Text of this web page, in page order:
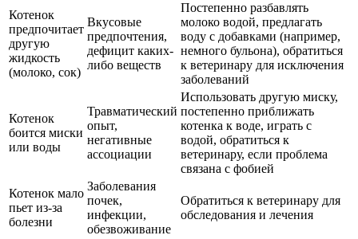
Котенок
предпочитает
другую
жидкость
(молоко, сок)
Вкусовые
предпочтения,
дефицит каких-
либо веществ
Постепенно разбавлять
молоко водой, предлагать
воду с добавками (например,
немного бульона), обратиться
к ветеринару для исключения
заболеваний
Котенок
боится миски
или воды
Травматический
опыт,
негативные
ассоциации
Использовать другую миску,
постепенно приближать
котенка к воде, играть с
водой, обратиться к
ветеринару, если проблема
связана с фобией
Котенок мало
пьет из-за
болезни
Заболевания
почек,
инфекции,
обезвоживание
Обратиться к ветеринару для
обследования и лечения